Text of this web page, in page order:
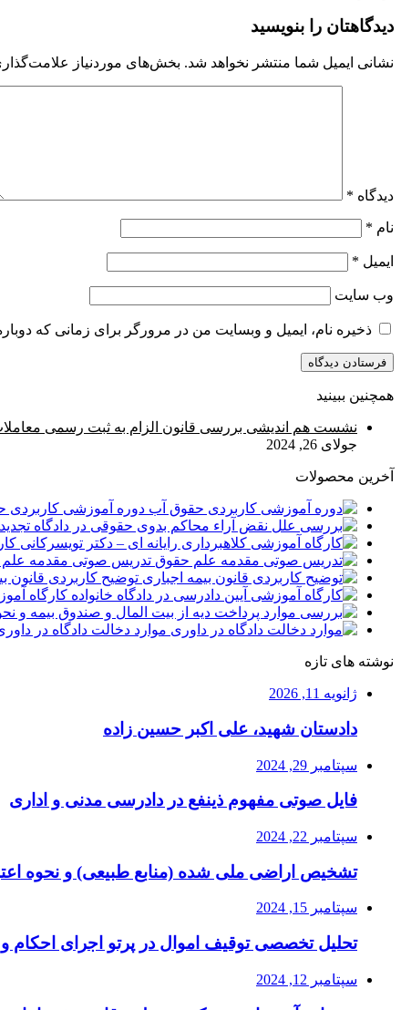
دیدگاهتان را بنویسید
نشانی ایمیل شما منتشر نخواهد شد. بخش‌های موردنیاز
دیدگاه *
نام *
ایمیل *
وب‌ سایت
ذخیره نام، ایمیل و وبسایت من در مرورگر برای زمانی که
همچنین ببینید
نشست هم اندیشی بررسی قانون الزام به ثبت رسمی معاملات
جولای 26, 2024
آخرین محصولات
دوره آموزشی کاربردی
تدریس صوتی مقدمه
توضیح کاربردی قانون
کارگاه
موارد دخالت دادگاه در
نوشته های تازه
ژانویه 11, 2026
دادستان شهید، علی اکبر حسین زاده
سپتامبر 29, 2024
فایل صوتی مفهوم ذینفع در دادرسی مدنی و اداری
سپتامبر 22, 2024
تشخیص اراضی ملی شده (منابع طبیعی) و نحوه
سپتامبر 15, 2024
تحلیل تخصصی توقیف اموال در پرتو اجرای احکام و
سپتامبر 12, 2024